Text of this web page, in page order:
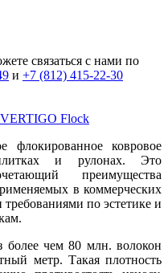
связаться с нами по
и +7 (812) 415-22-30
VERTIGO Flock
флокированное ковровое
и рулонах. Это
преимущества
в коммерческих
по эстетике и
более чем 80 млн. волокон
метр. Такая плотность